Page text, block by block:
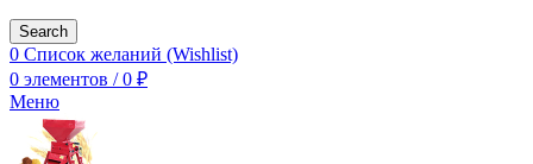
Search
0 Список желаний (Wishlist)
0 элементов / 0 ₽
Меню